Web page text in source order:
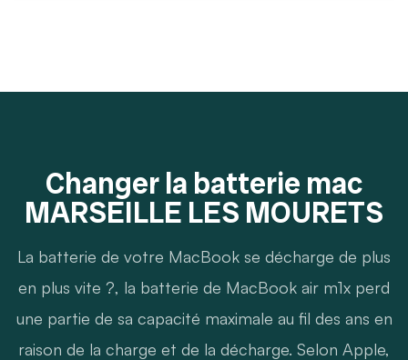
Changer la batterie mac
MARSEILLE LES MOURETS
La batterie de votre MacBook se décharge de plus
en plus vite ?, la batterie de MacBook air m1x perd
une partie de sa capacité maximale au fil des ans en
raison de la charge et de la décharge. Selon Apple,